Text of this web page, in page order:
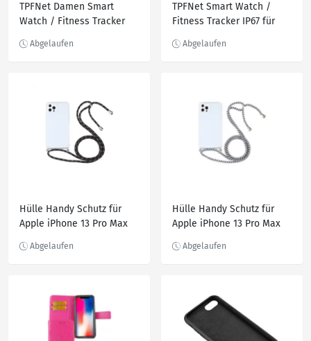
TPFNet Damen Smart
Watch / Fitness Tracker
- Android & IOS - Gold
TPFNet Smart Watch /
Fitness Tracker IP67 für
Armband - Android & IOS -
Hülle Handy Schutz für
Apple iPhone 13 Pro Max
Schwarz
Hülle Handy Schutz für
Apple iPhone 13 Pro Max
Schwarz